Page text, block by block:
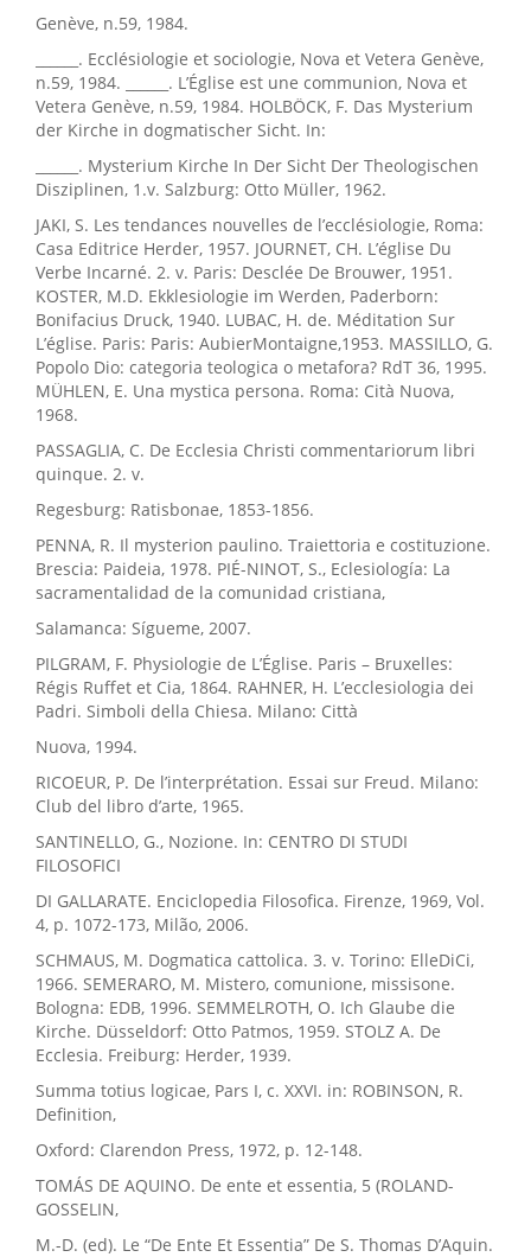
Genève, n.59, 1984.
______. Ecclésiologie et sociologie, Nova et Vetera Genève,
n.59, 1984. ______. L’Église est une communion, Nova et
Vetera Genève, n.59, 1984. HOLBÖCK, F. Das Mysterium
der Kirche in dogmatischer Sicht. In:
______. Mysterium Kirche In Der Sicht Der Theologischen
Disziplinen, 1.v. Salzburg: Otto Müller, 1962.
JAKI, S. Les tendances nouvelles de l’ecclésiologie, Roma:
Casa Editrice Herder, 1957. JOURNET, CH. L’église Du
Verbe Incarné. 2. v. Paris: Desclée De Brouwer, 1951.
KOSTER, M.D. Ekklesiologie im Werden, Paderborn:
Bonifacius Druck, 1940. LUBAC, H. de. Méditation Sur
L’église. Paris: Paris: AubierMontaigne,1953. MASSILLO, G.
Popolo Dio: categoria teologica o metafora? RdT 36, 1995.
MÜHLEN, E. Una mystica persona. Roma: Cità Nuova,
1968.
PASSAGLIA, C. De Ecclesia Christi commentariorum libri
quinque. 2. v.
Regesburg: Ratisbonae, 1853-1856.
PENNA, R. Il mysterion paulino. Traiettoria e costituzione.
Brescia: Paideia, 1978. PIÉ-NINOT, S., Eclesiología: La
sacramentalidad de la comunidad cristiana,
Salamanca: Sígueme, 2007.
PILGRAM, F. Physiologie de L’Église. Paris – Bruxelles:
Régis Ruffet et Cia, 1864. RAHNER, H. L’ecclesiologia dei
Padri. Simboli della Chiesa. Milano: Città
Nuova, 1994.
RICOEUR, P. De l’interprétation. Essai sur Freud. Milano:
Club del libro d’arte, 1965.
SANTINELLO, G., Nozione. In: CENTRO DI STUDI
FILOSOFICI
DI GALLARATE. Enciclopedia Filosofica. Firenze, 1969, Vol.
4, p. 1072-173, Milão, 2006.
SCHMAUS, M. Dogmatica cattolica. 3. v. Torino: ElleDiCi,
1966. SEMERARO, M. Mistero, comunione, missisone.
Bologna: EDB, 1996. SEMMELROTH, O. Ich Glaube die
Kirche. Düsseldorf: Otto Patmos, 1959. STOLZ A. De
Ecclesia. Freiburg: Herder, 1939.
Summa totius logicae, Pars I, c. XXVI. in: ROBINSON, R.
Definition,
Oxford: Clarendon Press, 1972, p. 12-148.
TOMÁS DE AQUINO. De ente et essentia, 5 (ROLAND-
GOSSELIN,
M.-D. (ed). Le “De Ente Et Essentia” De S. Thomas D’Aquin.